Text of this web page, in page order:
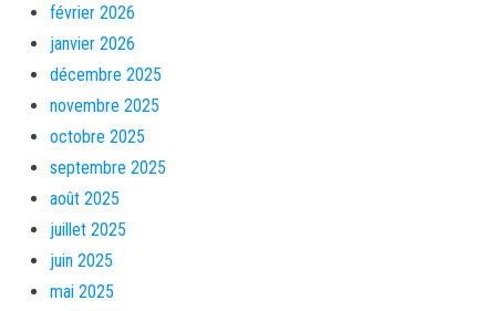
février 2026
janvier 2026
décembre 2025
novembre 2025
octobre 2025
septembre 2025
août 2025
juillet 2025
juin 2025
mai 2025